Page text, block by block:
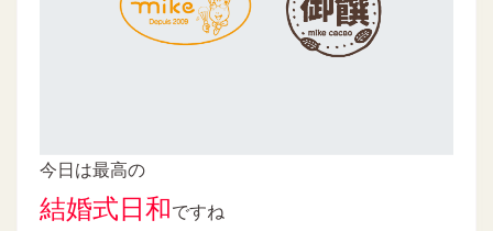
今日は最高の
結婚式日和ですね